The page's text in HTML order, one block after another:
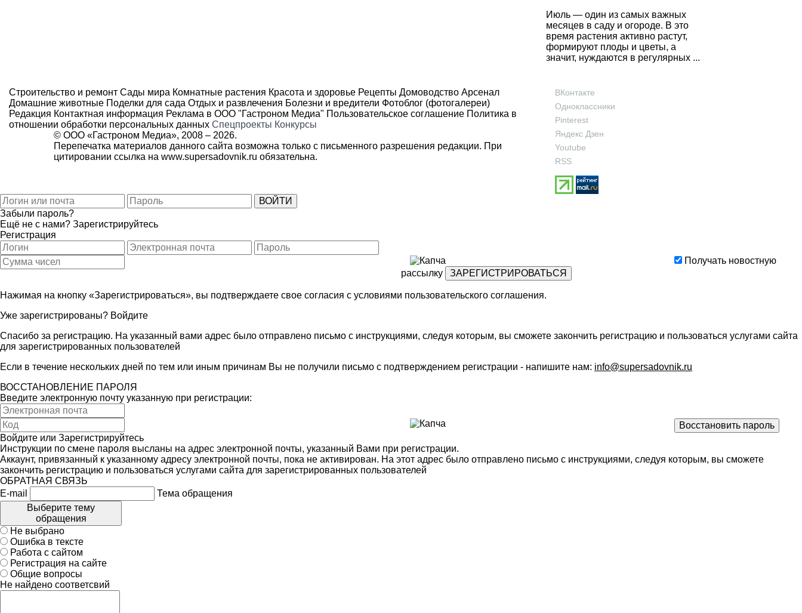
Июль — один из самых важных
месяцев в саду и огороде. В это
время растения активно растут,
формируют плоды и цветы, а
значит, нуждаются в регулярных ...
Строительство и ремонт Сады мира Комнатные растения Красота и здоровье Рецепты Домоводство Арсенал
Домашние животные Поделки для сада Отдых и развлечения Болезни и вредители Фотоблог (фотогалереи)
Редакция Контактная информация Реклама в ООО "Гастроном Медиа" Пользовательское соглашение Политика в
отношении обработки персональных данных Спецпроекты Конкурсы
© ООО «Гастроном Медиа», 2008 – 2026.
Перепечатка материалов данного сайта возможна только с письменного разрешения редакции. При
цитировании ссылка на www.supersadovnik.ru обязательна.
ВКонтакте
Одноклассники
Pinterest
Яндекс Дзен
Youtube
RSS
Забыли пароль?
Ещё не с нами? Зарегистрируйтесь
Регистрация
Получать новостную
рассылку
Нажимая на кнопку «Зарегистрироваться», вы подтверждаете свое согласия с условиями пользовательского соглашения.
Уже зарегистрированы? Войдите
Спасибо за регистрацию. На указанный вами адрес было отправлено письмо с инструкциями, следуя которым, вы сможете закончить регистрацию и пользоваться услугами сайта
для зарегистрированных пользователей
Если в течение нескольких дней по тем или иным причинам Вы не получили письмо с подтверждением регистрации - напишите нам: info@supersadovnik.ru
ВОССТАНОВЛЕНИЕ ПАРОЛЯ
Введите электронную почту указанную при регистрации:
Войдите или Зарегистрируйтесь
Инструкции по смене пароля высланы на адрес электронной почты, указанный Вами при регистрации.
Аккаунт, привязанный к указанному адресу электронной почты, пока не активирован. На этот адрес было отправлено письмо с инструкциями, следуя которым, вы сможете
закончить регистрацию и пользоваться услугами сайта для зарегистрированных пользователей
ОБРАТНАЯ СВЯЗЬ
E-mail
Тема обращения
Выберите тему
обращения
Не выбрано
Ошибка в тексте
Работа с сайтом
Регистрация на сайте
Общие вопросы
Не найдено соответсвий